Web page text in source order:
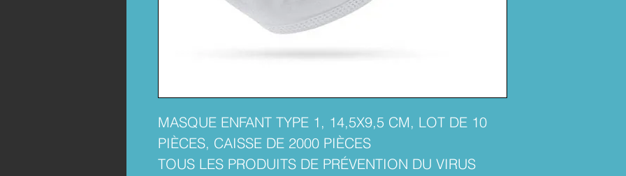
MASQUE ENFANT TYPE 1, 14,5X9,5 CM, LOT DE 10
PIÈCES, CAISSE DE 2000 PIÈCES
TOUS LES PRODUITS DE PRÉVENTION DU VIRUS